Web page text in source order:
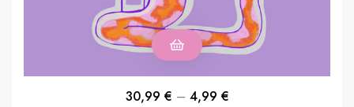
4,99 €
–
30,99 €